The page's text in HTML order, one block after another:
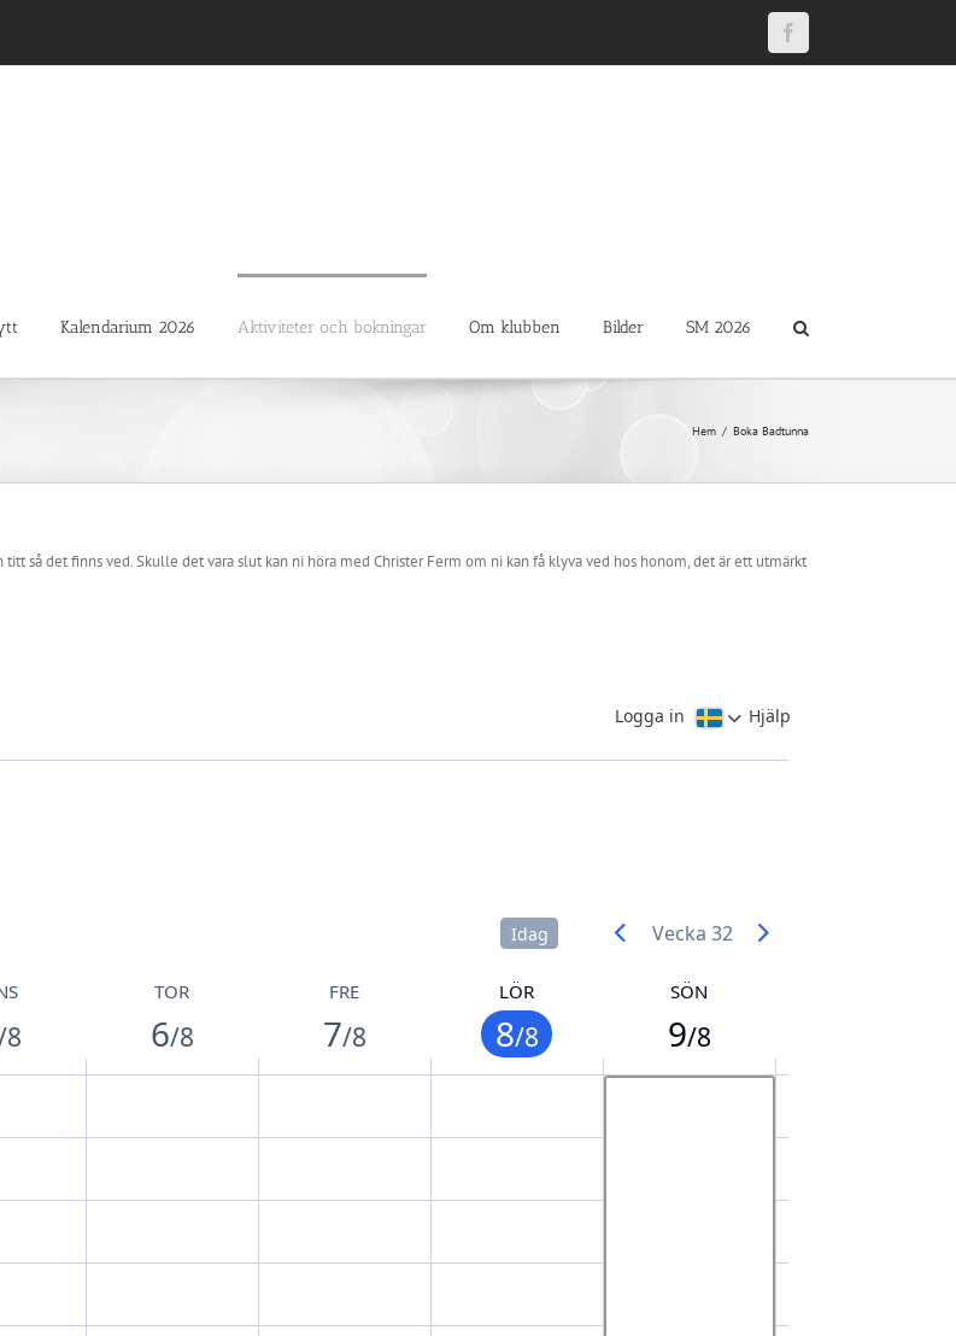
Facebook
Kalendarium 2026 Aktiviteter och bokningar Om klubben Bilder SM 2026
Hem Boka Badtunna
så det finns ved. Skulle det vara slut kan ni höra med Christer Ferm om ni kan få klyva ved hos honom, det är ett utmärkt